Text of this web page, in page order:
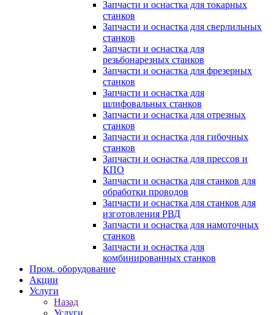
Запчасти и оснастка для токарных
станков
Запчасти и оснастка для сверлильных
станков
Запчасти и оснастка для
резьбонарезных станков
Запчасти и оснастка для фрезерных
станков
Запчасти и оснастка для
шлифовальных станков
Запчасти и оснастка для отрезных
станков
Запчасти и оснастка для гибочных
станков
Запчасти и оснастка для прессов и
КПО
Запчасти и оснастка для станков для
обработки проводов
Запчасти и оснастка для станков для
изготовления РВД
Запчасти и оснастка для намоточных
станков
Запчасти и оснастка для
комбинированных станков
Пром. оборудование
Акции
Услуги
Назад
Услуги